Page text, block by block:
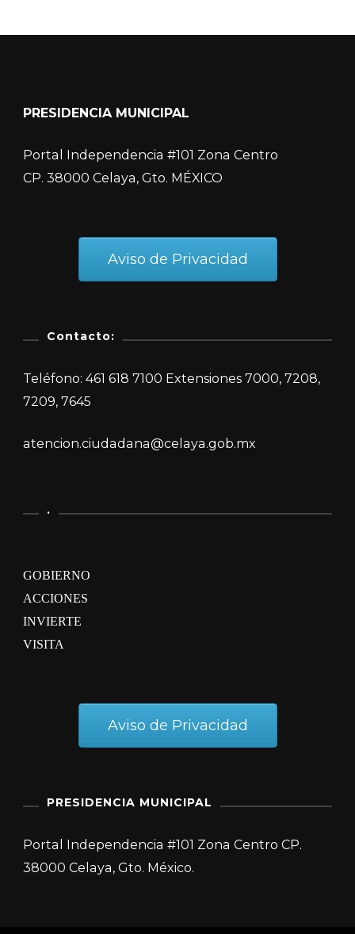
PRESIDENCIA MUNICIPAL
Portal Independencia #101 Zona Centro
CP. 38000 Celaya, Gto. MÉXICO
Aviso de Privacidad
Contacto:
Teléfono: 461 618 7100 Extensiones 7000, 7208,
7209, 7645
atencion.ciudadana@celaya.gob.mx
.
GOBIERNO
ACCIONES
INVIERTE
VISITA
Aviso de Privacidad
PRESIDENCIA MUNICIPAL
Portal Independencia #101 Zona Centro CP.
38000 Celaya, Gto. México.